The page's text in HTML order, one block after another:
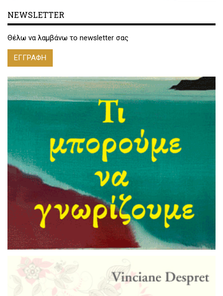
NEWSLETTER
Θέλω να λαμβάνω το newsletter σας
ΕΓΓΡΑΦΗ